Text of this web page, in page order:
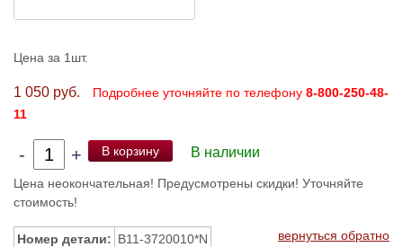
Цена за 1шт.
1 050 руб. Подробнее уточняйте по телефону 8-800-250-48-
11
- + В корзину В наличии
Цена неокончательная! Предусмотрены скидки! Уточняйте
стоимость!
Номер детали: B11-3720010*N вернуться обратно